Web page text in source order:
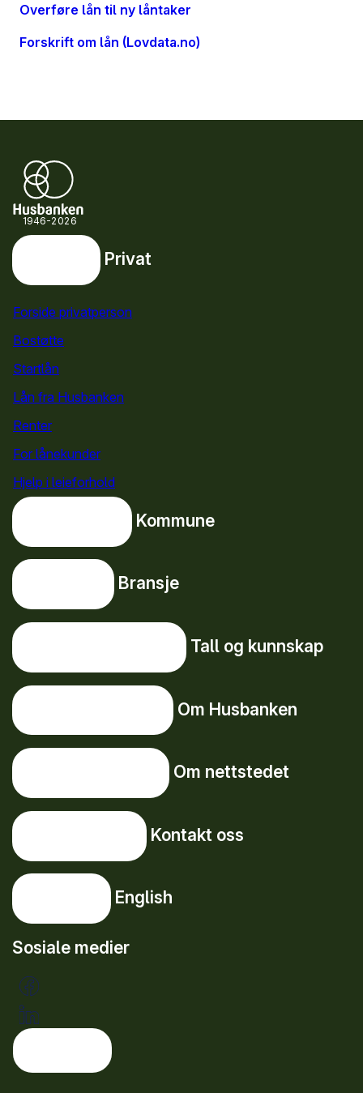
Overføre lån til ny låntaker
Forskrift om lån (Lovdata.no)
1946-2026
Privat
Forside privatperson
Bostøtte
Startlån
Lån fra Husbanken
Renter
For lånekunder
Hjelp i leieforhold
Kommune
Bransje
Tall og kunnskap
Om Husbanken
Om nettstedet
Kontakt oss
English
Sosiale medier